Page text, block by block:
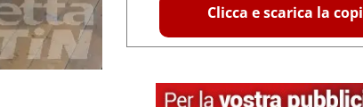
Clicca e scarica la